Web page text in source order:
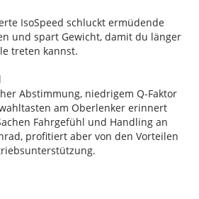
IsoSpeed schluckt ermüdende
und spart Gewicht, damit du länger
treten kannst.
Abstimmung, niedrigem Q-Faktor
am Oberlenker erinnert
Fahrgefühl und Handling an
profitiert aber von den Vorteilen